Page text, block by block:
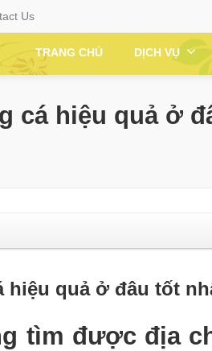
Us
TRANG CHỦ DỊCH VỤ
cá hiệu quả ở
hiệu quả ở đâu tốt
tìm được địa